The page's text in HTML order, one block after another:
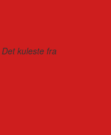
Det kuleste fra